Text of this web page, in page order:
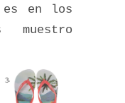
es en los